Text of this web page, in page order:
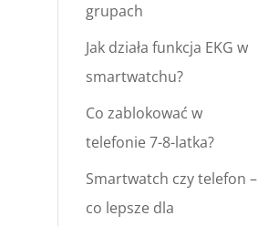
grupach
Jak działa funkcja EKG w
smartwatchu?
Co zablokować w
telefonie 7-8-latka?
Smartwatch czy telefon –
co lepsze dla